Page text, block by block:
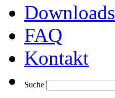
Downloads
FAQ
Kontakt
Suche